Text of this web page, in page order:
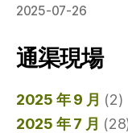
2025-07-26
通渠現場
2025 年 9 月 (2)
2025 年 7 月